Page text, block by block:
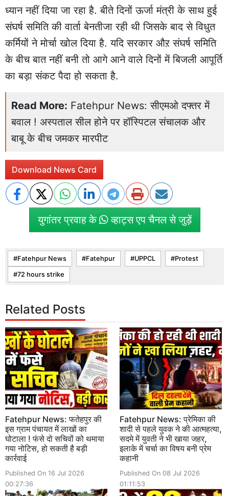
ध्यान नहीं दिया जा रहा है. बीते दिनों ऊर्जा मंत्री के साथ हुई
संघर्ष समिति की वार्ता बेनतीजा रही थी जिसके बाद से विधुत
कर्मियों ने मोर्चा खोल दिया है. यदि सरकार औऱ संघर्ष समिति
के बीच बात नहीं बनी तो आगे आने वाले दिनों में बिजली आपूर्ति
का बड़ा संकट पैदा हो सकता है.
Read More: Fatehpur News: सीएमओ दफ्तर में
बवाल ! अस्पताल सील होने पर हॉस्पिटल संचालक और
बाबू के बीच जमकर मारपीट
Download News Card
युगांतर प्रवाह के व्हाट्स एप चैनल से जुड़ें
Fatehpur News Fatehpur UPPCL Protest
72 hours strike
Related Posts
Fatehpur News: फतेहपुर की
इस ग्राम पंचायत में लाखों का
घोटाला ! फंसे दो सचिवों को थमाया
गया नोटिस, हो सकती है बड़ी
कार्रवाई
Published On 16 Jul 2026
00:27:36
Fatehpur News: प्रेमिका की
शादी से पहले युवक ने की आत्महत्या,
सदमे में युवती ने भी खाया जहर,
इलाके में चर्चा का विषय बनी प्रेम
कहानी
Published On 08 Jul 2026
01:11:53